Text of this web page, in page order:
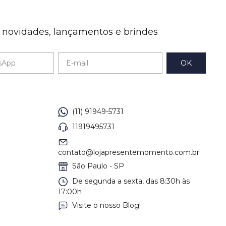
lançamentos e brindes
(11) 91949-5731
11919495731
contato@lojapresentemomento.com.br
São Paulo - SP
De segunda a sexta, das 8:30h às
17:00h
Visite o nosso Blog!